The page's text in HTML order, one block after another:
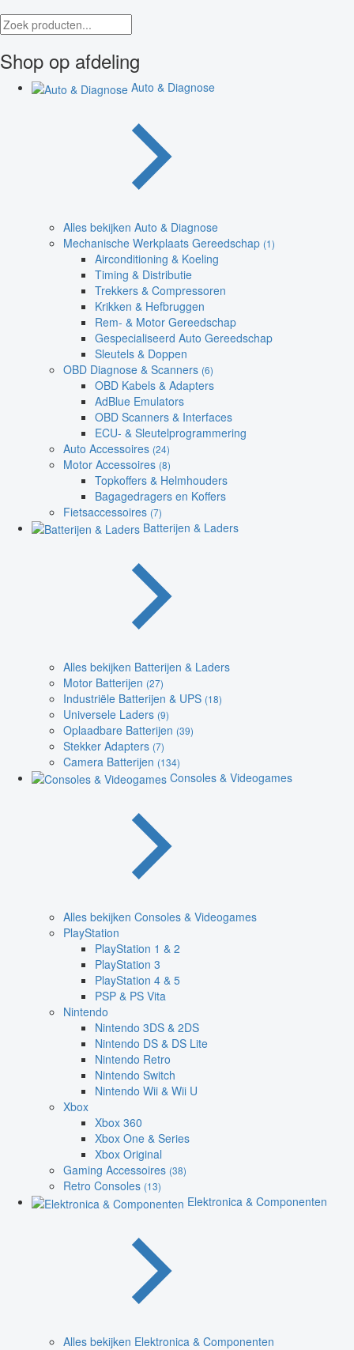
Shop op afdeling
Auto & Diagnose
Alles bekijken Auto & Diagnose
Mechanische Werkplaats Gereedschap (1)
Airconditioning & Koeling
Timing & Distributie
Trekkers & Compressoren
Krikken & Hefbruggen
Rem- & Motor Gereedschap
Gespecialiseerd Auto Gereedschap
Sleutels & Doppen
OBD Diagnose & Scanners (6)
OBD Kabels & Adapters
AdBlue Emulators
OBD Scanners & Interfaces
ECU- & Sleutelprogrammering
Auto Accessoires (24)
Motor Accessoires (8)
Topkoffers & Helmhouders
Bagagedragers en Koffers
Fietsaccessoires (7)
Batterijen & Laders
Alles bekijken Batterijen & Laders
Motor Batterijen (27)
Industriële Batterijen & UPS (18)
Universele Laders (9)
Oplaadbare Batterijen (39)
Stekker Adapters (7)
Camera Batterijen (134)
Consoles & Videogames
Alles bekijken Consoles & Videogames
PlayStation
PlayStation 1 & 2
PlayStation 3
PlayStation 4 & 5
PSP & PS Vita
Nintendo
Nintendo 3DS & 2DS
Nintendo DS & DS Lite
Nintendo Retro
Nintendo Switch
Nintendo Wii & Wii U
Xbox
Xbox 360
Xbox One & Series
Xbox Original
Gaming Accessoires (38)
Retro Consoles (13)
Elektronica & Componenten
Alles bekijken Elektronica & Componenten